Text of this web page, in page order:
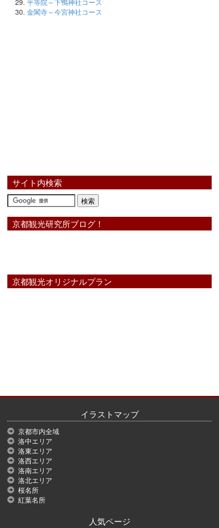
平等院～下鴨神社コース
金閣寺～今宮神社コース
サイト内検索
京都観光研究所ブログ！
京都観光オリジナルプラン
イラストマップ
京都市内全域
洛中エリア
洛東エリア
洛西エリア
洛南エリア
洛北エリア
桜名所
紅葉名所
人気ページ